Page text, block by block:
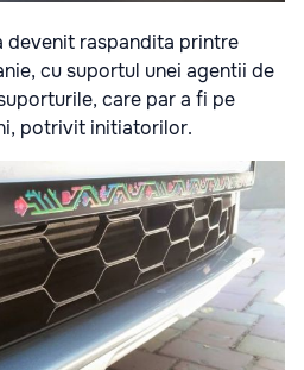
devenit raspandita printre
cu suportul unei agentii de
care par a fi pe
potrivit initiatorilor.